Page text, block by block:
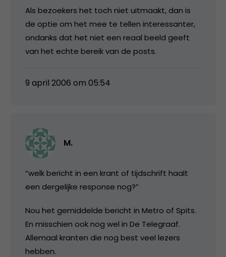
Als bezoekers het toch niet uitmaakt, dan is
de optie om het mee te tellen interessanter,
ondanks dat het niet een reaal beeld geeft
van het echte bereik van de posts.
9 april 2006 om 05:54
M.
“welk bericht in een krant of tijdschrift haalt
een dergelijke response nog?”
Nou het gemiddelde bericht in Metro of Spits.
En misschien ook nog wel in De Telegraaf.
Allemaal kranten die nog best veel lezers
hebben.